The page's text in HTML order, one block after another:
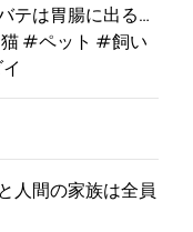
テは胃腸に出る…
#ペット #飼い
人間の家族は全員